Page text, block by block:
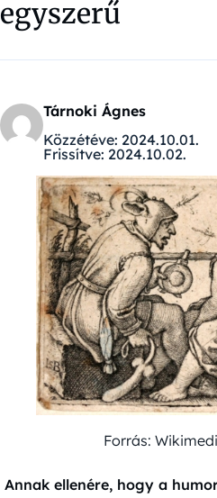
egyszerű
Tárnoki Ágnes
Közzétéve: 2024.10.01.
Frissítve: 2024.10.02.
Forrás:
Annak ellenére, hogy a